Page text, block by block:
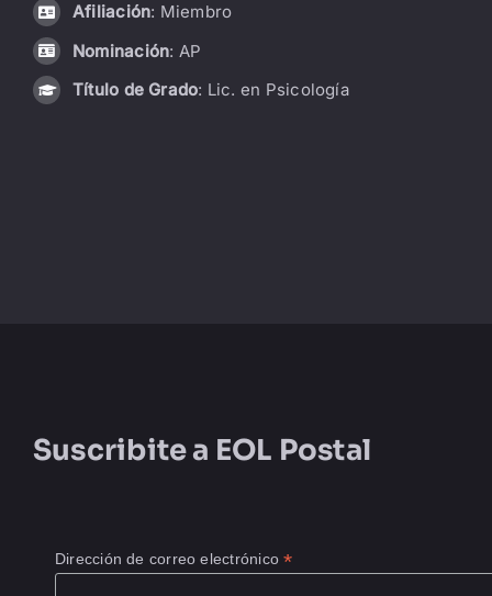
BUSCAR:
Afiliación: Miembro
Nominación: AP
Título de Grado: Lic. en Psicología
Suscribite a EOL Postal
Dirección de correo electrónico*